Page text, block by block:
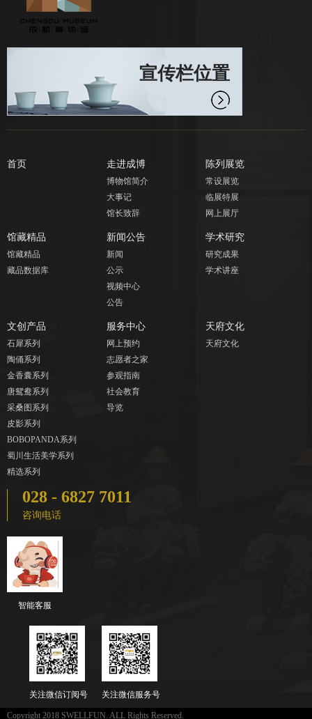
宣传栏位置
首页 走进成博
博物馆简介
大事记
馆长致辞
陈列展览
常设展览
临展特展
网上展厅
馆藏精品
馆藏精品
藏品数据库
新闻公告
新闻
公示
视频中心
公告
学术研究
研究成果
学术讲座
文创产品
石犀系列
陶俑系列
金香囊系列
唐鸳鸯系列
采桑图系列
皮影系列
BOBOPANDA系列
蜀川生活美学系列
精选系列
服务中心
网上预约
志愿者之家
参观指南
社会教育
导览
天府文化
天府文化
028 - 6827 7011
咨询电话
智能客服
关注微信服务号
关注微信订阅号
Copyright 2018 SWELLFUN. ALL Rights Reserved.